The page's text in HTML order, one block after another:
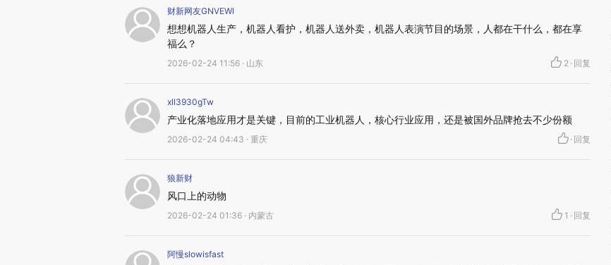
财新网友GNVEWl
想想机器人生产，机器人看护，机器人送外卖，机器人表演节目的场景，人都在干什么，都在享
福么？
2026-02-24 11:56 · 山东 2 · 回复
xll3930gTw
产业化落地应用才是关键，目前的工业机器人，核心行业应用，还是被国外品牌抢去不少份额
2026-02-24 04:43 · 重庆 · 回复
狼新财
风口上的动物
2026-02-24 01:36 · 内蒙古 1 · 回复
阿慢slowisfast